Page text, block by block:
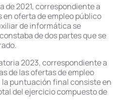
de 2021, correspondiente a
en oferta de empleo público
de informática se
de dos partes que se
2023, correspondiente a
de las ofertas de empleo
la puntuación final consiste en
del ejercicio compuesto de